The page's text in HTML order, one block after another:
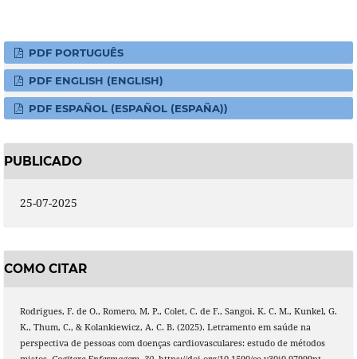
PDF PORTUGUÊS
PDF ENGLISH (ENGLISH)
PDF ESPAÑOL (ESPAÑOL (ESPAÑA))
PUBLICADO
25-07-2025
COMO CITAR
Rodrigues, F. de O., Romero, M. P., Colet, C. de F., Sangoi, K. C. M., Kunkel, G.
K., Thum, C., & Kolankiewicz, A. C. B. (2025). Letramento em saúde na
perspectiva de pessoas com doenças cardiovasculares: estudo de métodos